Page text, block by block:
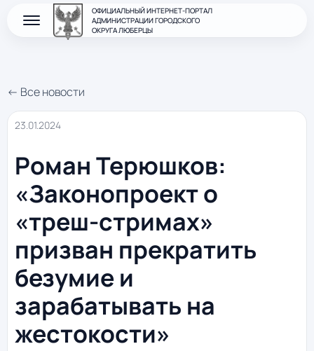
ОФИЦИАЛЬНЫЙ ИНТЕРНЕТ-ПОРТАЛ
АДМИНИСТРАЦИИ ГОРОДСКОГО
ОКРУГА ЛЮБЕРЦЫ
← Все новости
23.01.2024
Роман Терюшков:
«Законопроект о
«треш-стримах»
призван прекратить
безумие и
зарабатывать на
жестокости»